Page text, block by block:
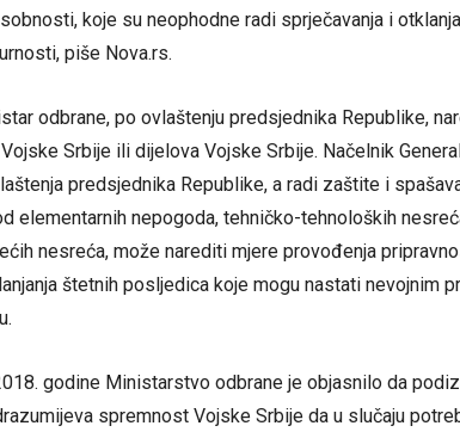
koje su neophodne radi sprječavanja i
piše Nova.rs.
odbrane, po ovlaštenju predsjednika Republike,
Srbije ili dijelova Vojske Srbije. Načelnik
predsjednika Republike, a radi zaštite i
elementarnih nepogoda, tehničko-tehnoloških
nesreća, može narediti mjere provođenja
štetnih posljedica koje mogu nastati nevojnim
godine Ministarstvo odbrane je objasnilo da
spremnost Vojske Srbije da u slučaju